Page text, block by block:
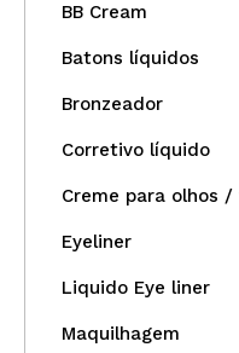
BB Cream
Batons líquidos
Bronzeador
Corretivo líquido
Creme para olhos
Eyeliner
Liquido Eye liner
Maquilhagem